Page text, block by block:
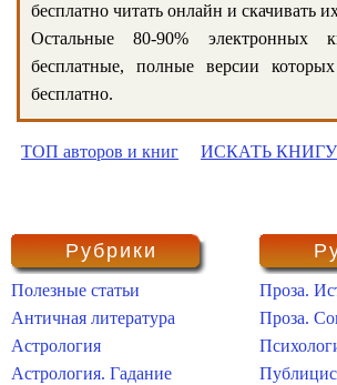
бесплатно читать онлайн и скачивать
Остальные 80-90% электронных
бесплатные, полные версии
бесплатно.
ТОП авторов и книг ИСКАТЬ
Рубрики
Полезные статьи
Античная литература
Астрология
Астрология. Гадание
Проза.
Проза.